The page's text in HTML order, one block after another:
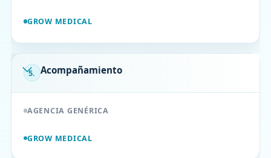
GROW MEDICAL
5. Acompañamiento
AGENCIA GENÉRICA
GROW MEDICAL